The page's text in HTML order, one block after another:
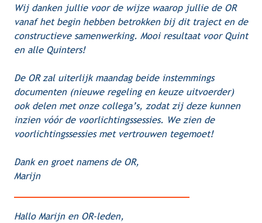
Wij danken jullie voor de wijze waarop jullie de OR
vanaf het begin hebben betrokken bij dit traject en de
constructieve samenwerking. Mooi resultaat voor Quint
en alle Quinters!
De OR zal uiterlijk maandag beide instemmings
documenten (nieuwe regeling en keuze uitvoerder)
ook delen met onze collega’s, zodat zij deze kunnen
inzien vóór de voorlichtingssessies. We zien de
voorlichtingssessies met vertrouwen tegemoet!
Dank en groet namens de OR,
Marijn
Hallo Marijn en OR-leden,